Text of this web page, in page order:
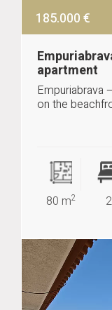
185.000 €
apartment
Empuriabrava
on the
80 m2 2